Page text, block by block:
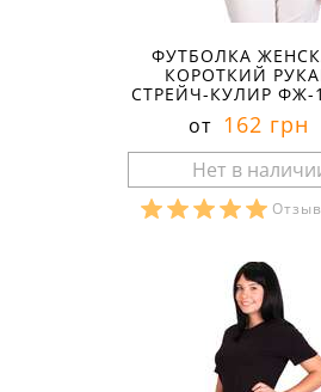
ФУТБОЛКА
КОРОТКИЙ
СТРЕЙЧ-КУЛИР ФЖ-
от 162 грн